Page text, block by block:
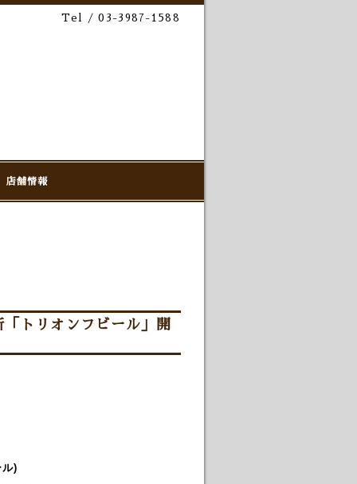
Tel / 03-3987-1588
店舗情報
トリオンフビール」開
)